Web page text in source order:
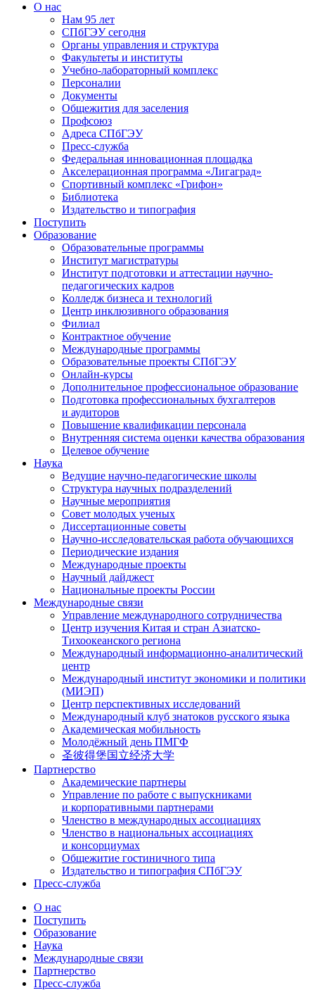
О нас
Нам 95 лет
СПбГЭУ сегодня
Органы управления и структура
Факультеты и институты
Учебно-лабораторный комплекс
Персоналии
Документы
Общежития для заселения
Профсоюз
Адреса СПбГЭУ
Пресс-служба
Федеральная инновационная площадка
Акселерационная программа «Лигаград»­­
Спортивный комплекс «Грифон»
Библиотека
Издательство и типография
Поступить
Образование
Образовательные программы
Институт магистратуры
Институт подготовки и аттестации научно-
педагогических кадров
Колледж бизнеса и технологий
Центр инклюзивного образования
Филиал
Контрактное обучение
Международные программы
Образовательные проекты СПбГЭУ
Онлайн-курсы
Дополнительное профессиональное образование
Подготовка профессиональных бухгалтеров
и аудиторов
Повышение квалификации персонала
Внутренняя система оценки качества образования
Целевое обучение
Наука
Ведущие научно-педагогические школы
Структура научных подразделений
Научные мероприятия
Совет молодых ученых
Диссертационные советы
Научно-исследовательская работа обучающихся
Периодические издания
Международные проекты
Научный дайджест
Национальные проекты России
Международные связи
Управление международного сотрудничества
Центр изучения Китая и стран Азиатско-
Тихоокеанского региона
Международный информационно-аналитический
центр
Международный институт экономики и политики
(МИЭП)
Центр перспективных исследований
Международный клуб знатоков русского языка
Академическая мобильность
Молодёжный день ПМГФ
圣彼得堡国立经济大学
Партнерство
Академические партнеры
Управление по работе с выпускниками
и корпоративными партнерами
Членство в международных ассоциациях
Членство в национальных ассоциациях
и консорциумах
Общежитие гостиничного типа
Издательство и типография СПбГЭУ
Пресс-служба
О нас
Поступить
Образование
Наука
Международные связи
Партнерство
Пресс-служба